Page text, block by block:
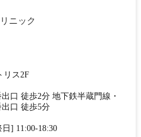
ニック
リス2F
口 徒歩2分 地下鉄半蔵門線・
口 徒歩5分
] 11:00-18:30